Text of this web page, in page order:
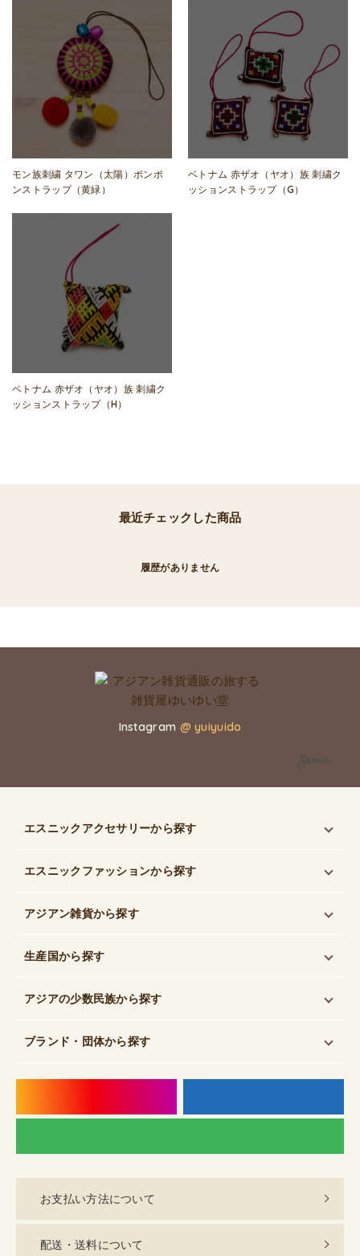
モン族刺繍 タワン（太陽）ポンポ
ンストラップ（黄緑）
ベトナム 赤ザオ（ヤオ）族 刺繍ク
ッションストラップ（G）
ベトナム 赤ザオ（ヤオ）族 刺繍ク
ッションストラップ（H）
最近チェックした商品
履歴がありません
Instagram @ yuiyuido
エスニックアクセサリーから探す
エスニックファッションから探す
アジアン雑貨から探す
生産国から探す
アジアの少数民族から探す
ブランド・団体から探す
お支払い方法について
配送・送料について